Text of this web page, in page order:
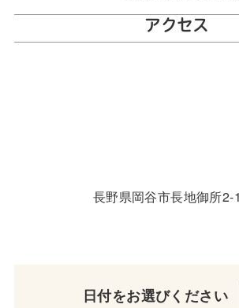
アクセス
長野県岡谷市長地御所2-
日付をお選びください